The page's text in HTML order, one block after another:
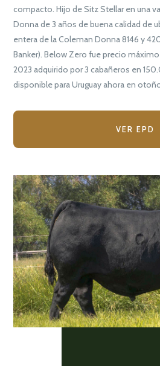
compacto. Hijo de Sitz Stellar en una
Donna de 3 años de buena calidad de
entera de la Coleman Donna 8146 y
Banker). Below Zero fue precio
2023 adquirido por 3 cabañeros en
disponible para Uruguay ahora en
VER EPD